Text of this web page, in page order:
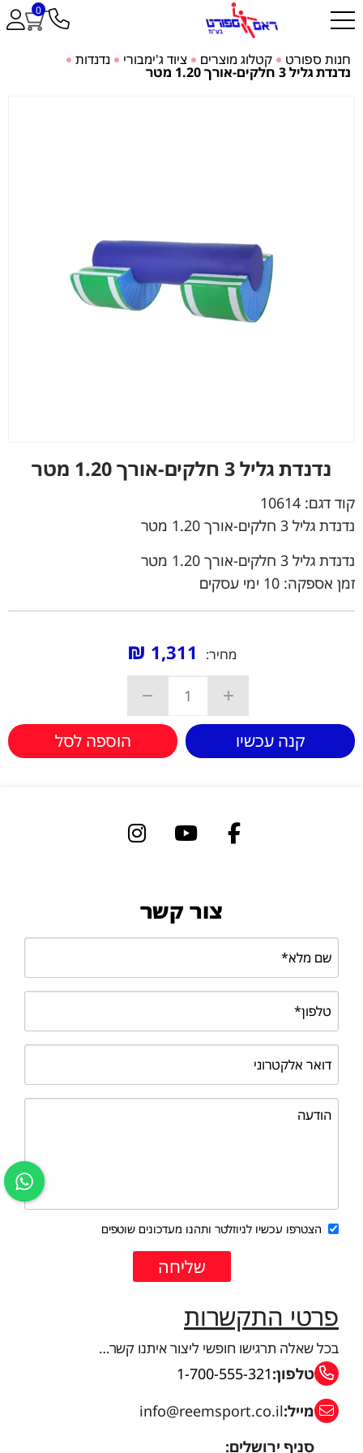
0
חנות ספורט קטלוג מוצרים ציוד ג'ימבורי נדנדות
נדנדת גליל 3 חלקים-אורך 1.20 מטר
נדנדת גליל 3 חלקים-אורך 1.20 מטר
קוד דגם: 10614
נדנדת גליל 3 חלקים-אורך 1.20 מטר
נדנדת גליל 3 חלקים-אורך 1.20 מטר
זמן אספקה: 10 ימי עסקים
מחיר: 1,311
₪
קנה עכשיו הוספה לסל
צור קשר
הצטרפו עכשיו לניוזלטר ותהנו מעדכונים שוטפים
פרטי התקשרות
בכל שאלה תרגישו חופשי ליצור איתנו קשר…
טלפון:1-700-555-321
מייל:info@reemsport.co.il
סניף ירושלים: